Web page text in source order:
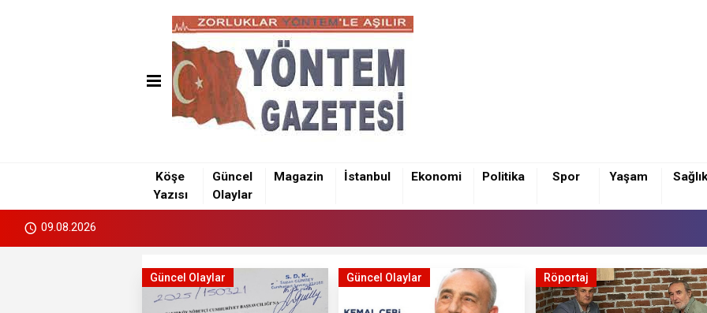
Köşe
Yazısı
Güncel
Olaylar
Magazin İstanbul Ekonomi Politika Spor Yaşam Sağlık
09.08.2026
Güncel Olaylar Güncel Olaylar Röportaj